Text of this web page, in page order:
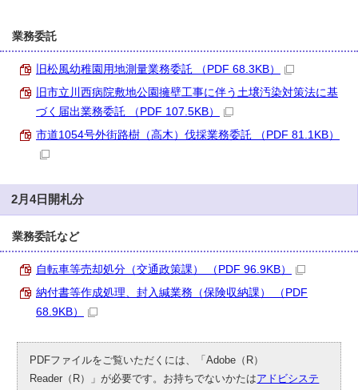
業務委託
旧松風幼稚園用地測量業務委託 （PDF 68.3KB）
旧市立川西病院敷地公園擁壁工事に伴う土壌汚染対策法に基
づく届出業務委託 （PDF 107.5KB）
市道1054号外街路樹（高木）伐採業務委託 （PDF 81.1KB）
2月4日開札分
業務委託など
自転車等売却処分（交通政策課） （PDF 96.9KB）
納付書等作成処理、封入緘業務（保険収納課） （PDF
68.9KB）
PDFファイルをご覧いただくには、「Adobe（R）
Reader（R）」が必要です。お持ちでないかたはアドビシステ